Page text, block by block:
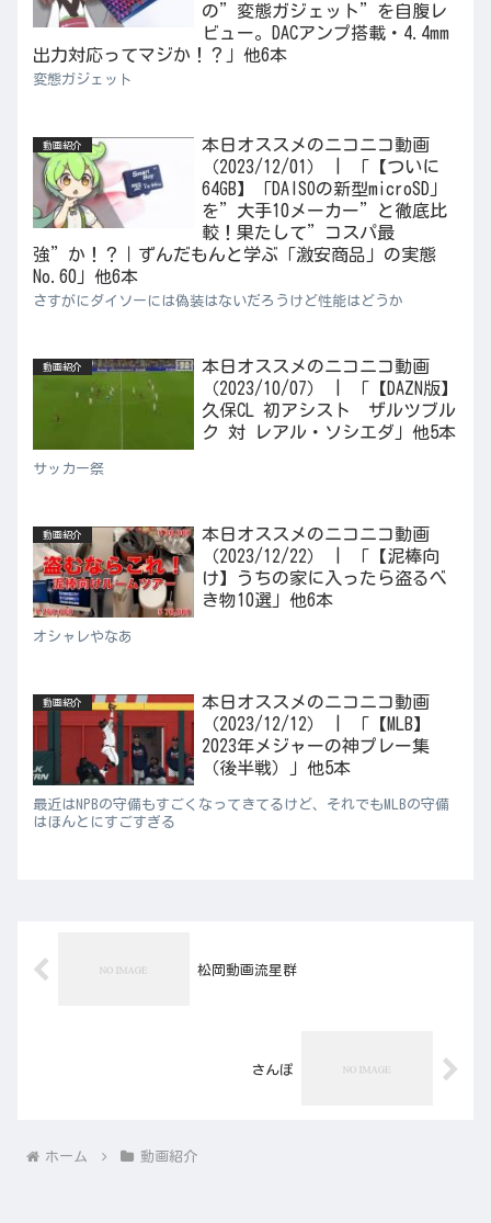
の”変態ガジェット”を自腹レ
ビュー。DACアンプ搭載・4.4mm
出力対応ってマジか！？」他6本
変態ガジェット
動画紹介
本日オススメのニコニコ動画
（2023/12/01） | 「【ついに
64GB】「DAISOの新型microSD」
を”大手10メーカー”と徹底比
較！果たして”コスパ最
強”か！？｜ずんだもんと学ぶ「激安商品」の実態
No.60」他6本
さすがにダイソーには偽装はないだろうけど性能はどうか
動画紹介
本日オススメのニコニコ動画
（2023/10/07） | 「【DAZN版】
久保CL 初アシスト ザルツブル
ク 対 レアル・ソシエダ」他5本
サッカー祭
動画紹介
本日オススメのニコニコ動画
（2023/12/22） | 「【泥棒向
け】うちの家に入ったら盗るべ
き物10選」他6本
オシャレやなあ
動画紹介
本日オススメのニコニコ動画
（2023/12/12） | 「【MLB】
2023年メジャーの神プレー集
（後半戦）」他5本
最近はNPBの守備もすごくなってきてるけど、それでもMLBの守備
はほんとにすごすぎる
松岡動画流星群
さんぽ
ホーム 動画紹介